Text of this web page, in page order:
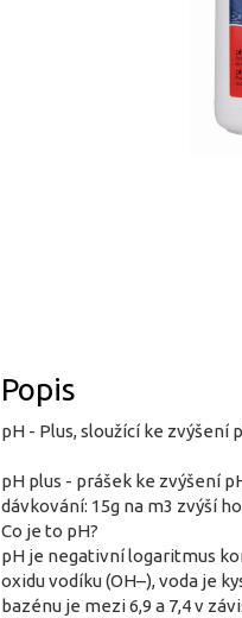
Popis
pH - Plus, sloužící ke zvýšení
pH plus - prášek ke zvýšení
dávkování: 15g na m3 zvýší
Co je to pH?
pH je negativní logaritmus
oxidu vodíku (OH–), voda je
bazénu je mezi 6,9 a 7,4 v